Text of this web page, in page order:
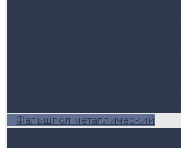
Фальшпол металлический